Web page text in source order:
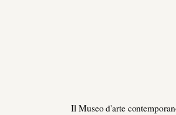
Il Museo d'arte